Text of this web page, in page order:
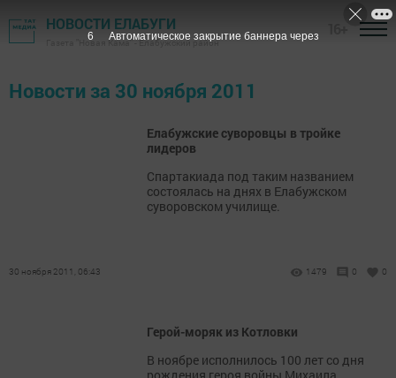
НОВОСТИ ЕЛАБУГИ
Газета "Новая Кама" - Елабужский район
Новости за 30 ноября 2011
Елабужские суворовцы в тройке
лидеров
Спартакиада под таким названием
состоялась на днях в Елабужском
суворовском училище.
30 ноября 2011, 06:43 1479 0 0
Герой-моряк из Котловки
В ноябре исполнилось 100 лет со дня
6 Автоматическое закрытие баннера через